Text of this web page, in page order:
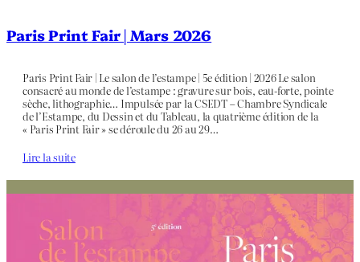
Paris Print Fair | Mars 2026
Paris Print Fair | Le salon de l’estampe | 5e édition | 2026 Le salon
consacré au monde de l’estampe : gravure sur bois, eau-forte, pointe
sèche, lithographie… Impulsée par la CSEDT – Chambre Syndicale
de l’Estampe, du Dessin et du Tableau, la quatrième édition de la
« Paris Print Fair » se déroule du 26 au 29…
Lire la suite